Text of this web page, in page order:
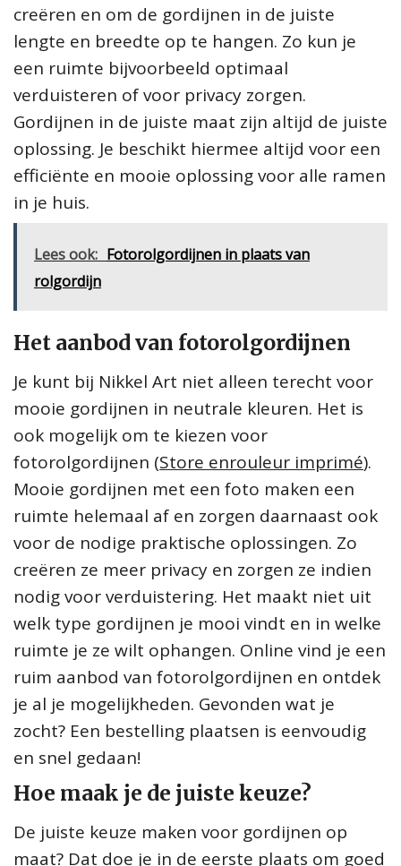
creëren en om de gordijnen in de juiste
lengte en breedte op te hangen. Zo kun je
een ruimte bijvoorbeeld optimaal
verduisteren of voor privacy zorgen.
Gordijnen in de juiste maat zijn altijd de juiste
oplossing. Je beschikt hiermee altijd voor een
efficiënte en mooie oplossing voor alle ramen
in je huis.
Lees ook: Fotorolgordijnen in plaats van
rolgordijn
Het aanbod van fotorolgordijnen
Je kunt bij Nikkel Art niet alleen terecht voor
mooie gordijnen in neutrale kleuren. Het is
ook mogelijk om te kiezen voor
fotorolgordijnen (Store enrouleur imprimé).
Mooie gordijnen met een foto maken een
ruimte helemaal af en zorgen daarnaast ook
voor de nodige praktische oplossingen. Zo
creëren ze meer privacy en zorgen ze indien
nodig voor verduistering. Het maakt niet uit
welk type gordijnen je mooi vindt en in welke
ruimte je ze wilt ophangen. Online vind je een
ruim aanbod van fotorolgordijnen en ontdek
je al je mogelijkheden. Gevonden wat je
zocht? Een bestelling plaatsen is eenvoudig
en snel gedaan!
Hoe maak je de juiste keuze?
De juiste keuze maken voor gordijnen op
maat? Dat doe je in de eerste plaats om goed